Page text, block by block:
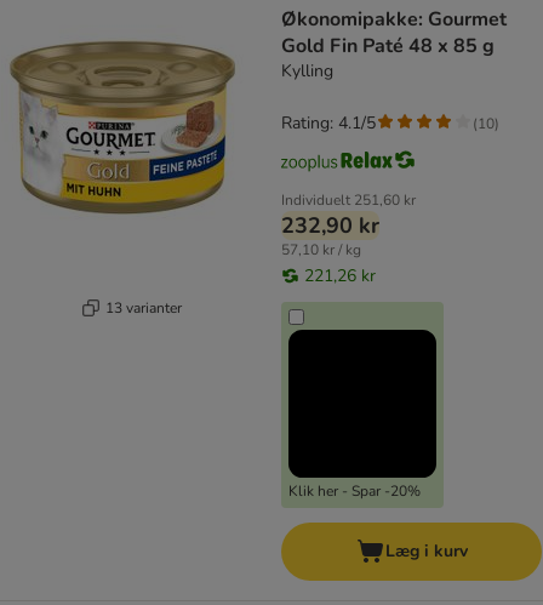
13 varianter
Økonomipakke: Gourmet
Gold Fin Paté 48 x 85 g
Kylling
Individuelt 251,60 kr
232,90 kr
57,10 kr / kg
221,26 kr
Klik her - Spar -20%
Rating: 4.1/5 (10)
Læg i kurv